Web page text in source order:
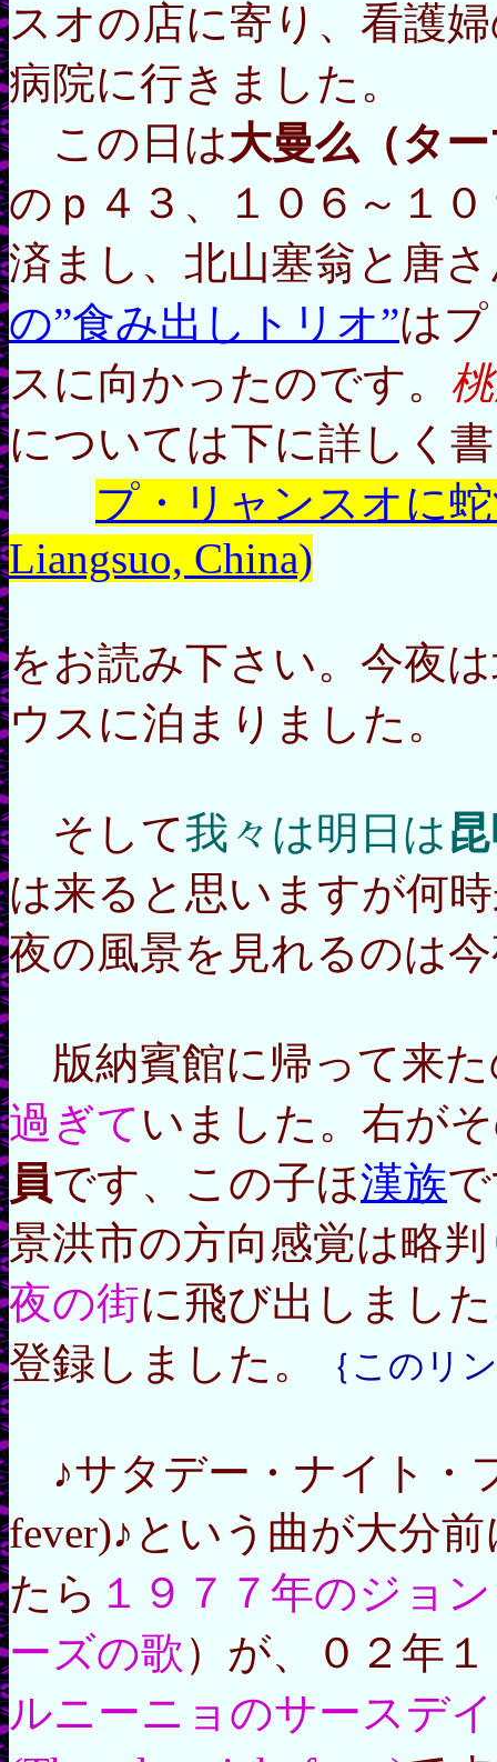
スオの店に寄り、看護
病院に行きました。
この日は大曼么（タ
のｐ４３、１０６～１
済まし、北山塞翁と唐
の”食み出しトリオ”は
スに向かったのです。
については下に詳しく
プ・リャンスオに
Liangsuo, China)
をお読み下さい。今夜
ウスに泊まりました。
そして我々は明日は
は来ると思いますが何
夜の風景を見れるのは
版納賓館に帰って来
過ぎていました。右が
員です、この子ほ漢族
景洪市の方向感覚は略
夜の街に飛び出しまし
登録しました。
｛このリ
♪サタデー・ナイト・
fever)♪という曲が大分
たら １９７７年のジョ
ーズの歌 ）が、０２年
ルニーニョのサースデ